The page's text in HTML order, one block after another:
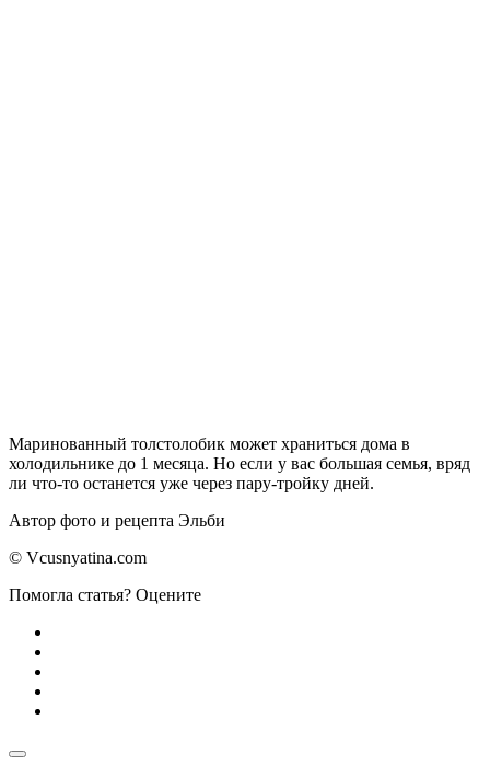
Маринованный толстолобик может храниться дома в
холодильнике до 1 месяца. Но если у вас большая семья, вряд
ли что-то останется уже через пару-тройку дней.
Автор фото и рецепта Эльби
© Vcusnyatina.com
Помогла статья? Оцените